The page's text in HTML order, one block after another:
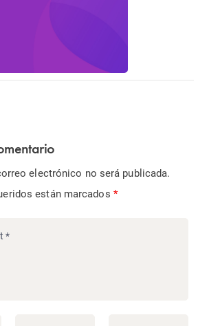
electrónico no será publicada.
están marcados *